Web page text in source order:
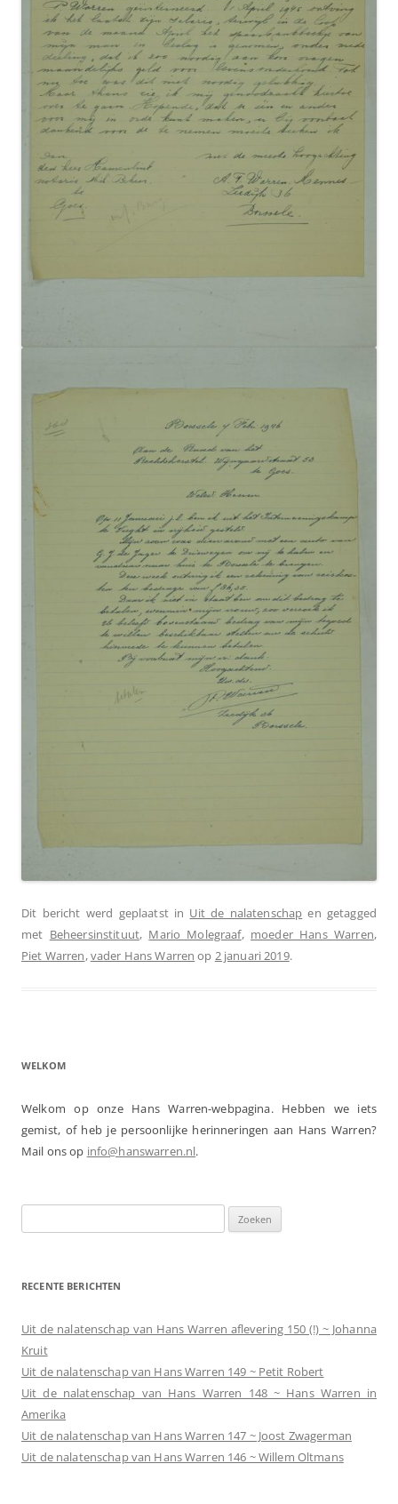
Dit bericht werd geplaatst in Uit de nalatenschap en getagged
met Beheersinstituut, Mario Molegraaf, moeder Hans Warren,
Piet Warren,vader Hans Warren op 2 januari 2019.
WELKOM
Welkom op onze Hans Warren-webpagina. Hebben we iets
gemist, of heb je persoonlijke herinneringen aan Hans Warren?
Mail ons op info@hanswarren.nl.
naar:
RECENTE BERICHTEN
Uit de nalatenschap van Hans Warren aflevering 150 (!) ~ Johanna
Kruit
Uit de nalatenschap van Hans Warren 149 ~ Petit Robert
Uit de nalatenschap van Hans Warren 148 ~ Hans Warren in
Amerika
Uit de nalatenschap van Hans Warren 147 ~ Joost Zwagerman
Uit de nalatenschap van Hans Warren 146 ~ Willem Oltmans